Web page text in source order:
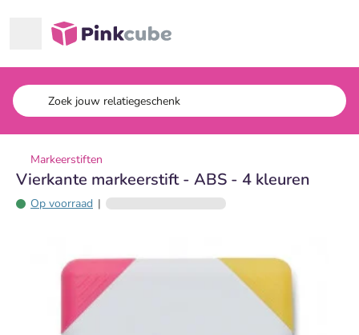
Pinkcube
Markeerstiften
Vierkante markeerstift - ABS - 4 kleuren
Op voorraad |